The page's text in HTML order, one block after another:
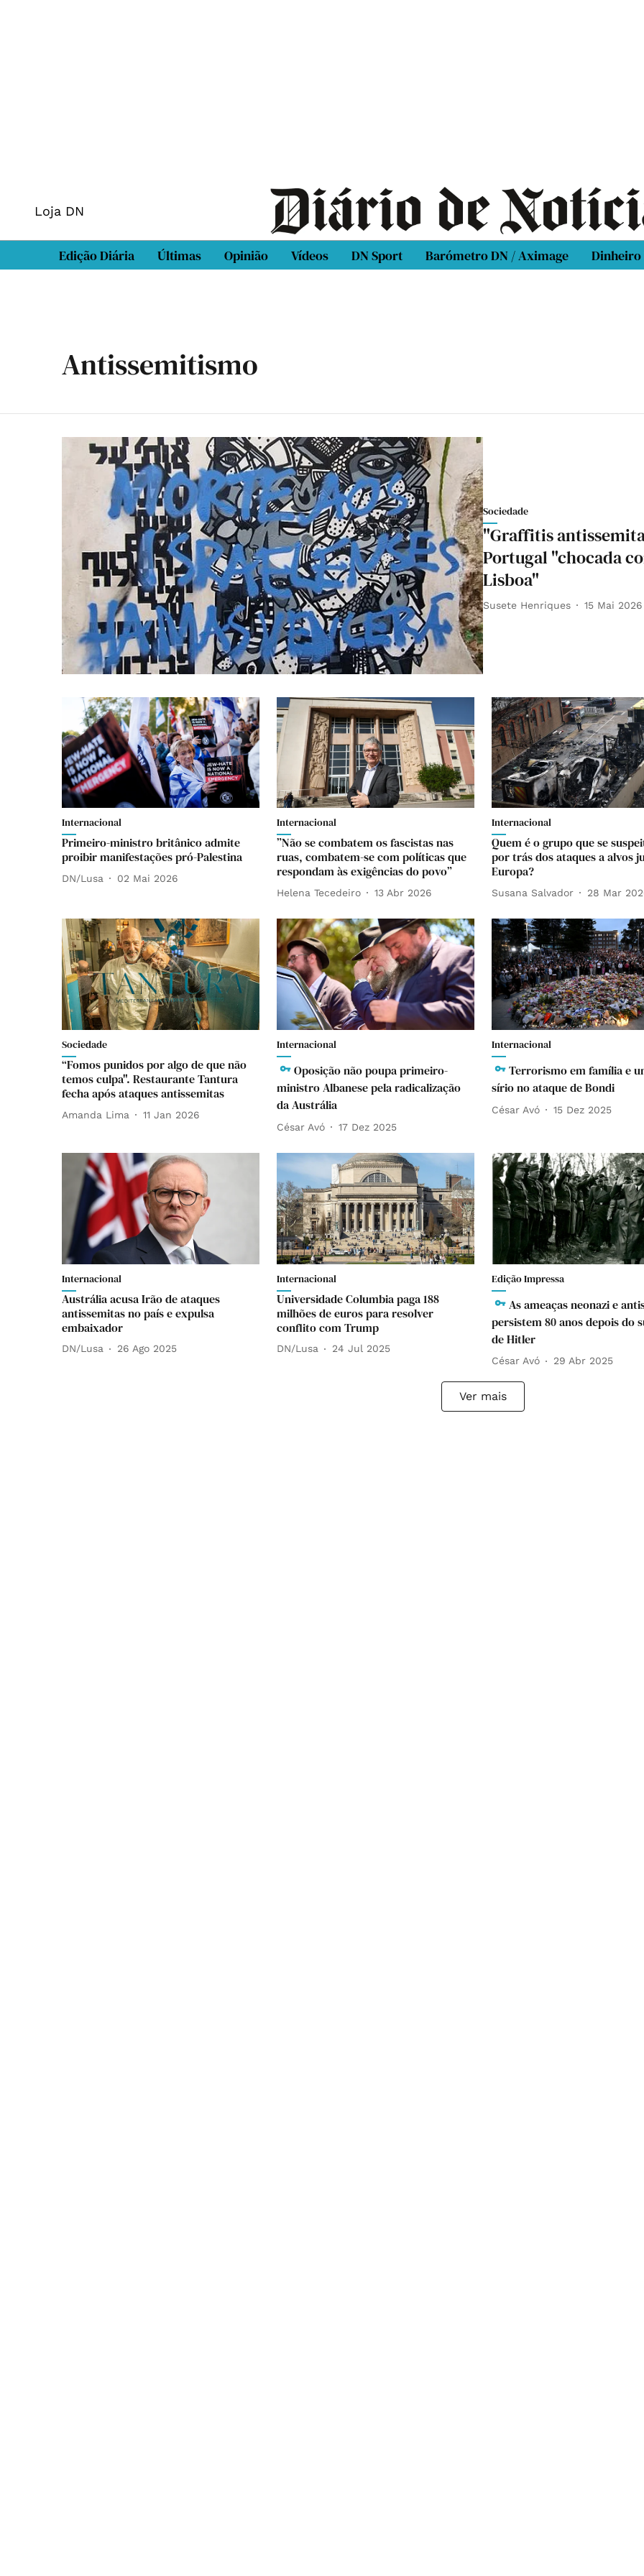
Loja DN
Edição Diária Últimas Opinião Vídeos DN Sport Barómetro DN / Aximage Dinheiro
Antissemitismo
Sociedade
"Graffitis
Portugal "chocada
Lisboa"
Susete Henriques 15 Mai 2026
Internacional
Primeiro-ministro britânico admite
proibir manifestações pró-Palestina
DN/Lusa 02 Mai 2026
Internacional
”Não se combatem os fascistas nas
ruas, combatem-se com políticas que
respondam às exigências do povo”
Helena Tecedeiro 13 Abr 2026
Internacional
Quem é o grupo que se
por trás dos ataques a alvos
Europa?
Susana Salvador 28 Mar
Sociedade
“Fomos punidos por algo de que não
temos culpa". Restaurante Tantura
fecha após ataques antissemitas
Amanda Lima 11 Jan 2026
Internacional
Oposição não poupa primeiro-
ministro Albanese pela radicalização
da Austrália
César Avó 17 Dez 2025
Internacional
Terrorismo em família e
sírio no ataque de Bondi
César Avó 15 Dez 2025
Internacional
Austrália acusa Irão de ataques
antissemitas no país e expulsa
embaixador
DN/Lusa 26 Ago 2025
Internacional
Universidade Columbia paga 188
milhões de euros para resolver
conflito com Trump
DN/Lusa 24 Jul 2025
Edição Impressa
As ameaças neonazi e
persistem 80 anos depois do
de Hitler
César Avó 29 Abr 2025
Ver mais